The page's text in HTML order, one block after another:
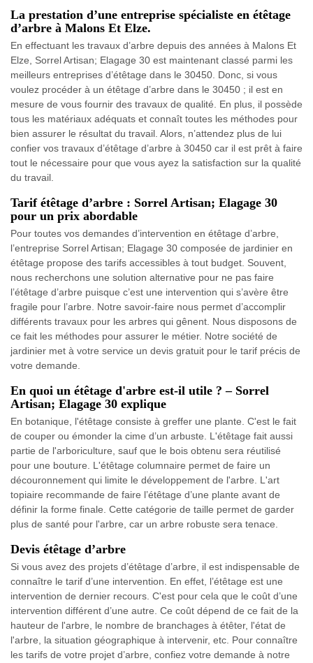
La prestation d’une entreprise spécialiste en étêtage
d’arbre à Malons Et Elze.
En effectuant les travaux d’arbre depuis des années à Malons Et
Elze, Sorrel Artisan; Elagage 30 est maintenant classé parmi les
meilleurs entreprises d’étêtage dans le 30450. Donc, si vous
voulez procéder à un étêtage d’arbre dans le 30450 ; il est en
mesure de vous fournir des travaux de qualité. En plus, il possède
tous les matériaux adéquats et connaît toutes les méthodes pour
bien assurer le résultat du travail. Alors, n’attendez plus de lui
confier vos travaux d’étêtage d’arbre à 30450 car il est prêt à faire
tout le nécessaire pour que vous ayez la satisfaction sur la qualité
du travail.
Tarif étêtage d’arbre : Sorrel Artisan; Elagage 30
pour un prix abordable
Pour toutes vos demandes d’intervention en étêtage d’arbre,
l’entreprise Sorrel Artisan; Elagage 30 composée de jardinier en
étêtage propose des tarifs accessibles à tout budget. Souvent,
nous recherchons une solution alternative pour ne pas faire
l’étêtage d’arbre puisque c’est une intervention qui s’avère être
fragile pour l’arbre. Notre savoir-faire nous permet d’accomplir
différents travaux pour les arbres qui gênent. Nous disposons de
ce fait les méthodes pour assurer le métier. Notre société de
jardinier met à votre service un devis gratuit pour le tarif précis de
votre demande.
En quoi un étêtage d'arbre est-il utile ? – Sorrel
Artisan; Elagage 30 explique
En botanique, l'étêtage consiste à greffer une plante. C'est le fait
de couper ou émonder la cime d’un arbuste. L'étêtage fait aussi
partie de l'arboriculture, sauf que le bois obtenu sera réutilisé
pour une bouture. L'étêtage columnaire permet de faire un
découronnement qui limite le développement de l'arbre. L'art
topiaire recommande de faire l’étêtage d’une plante avant de
définir la forme finale. Cette catégorie de taille permet de garder
plus de santé pour l'arbre, car un arbre robuste sera tenace.
Devis étêtage d’arbre
Si vous avez des projets d’étêtage d’arbre, il est indispensable de
connaître le tarif d’une intervention. En effet, l’étêtage est une
intervention de dernier recours. C'est pour cela que le coût d’une
intervention différent d’une autre. Ce coût dépend de ce fait de la
hauteur de l'arbre, le nombre de branchages à étêter, l'état de
l'arbre, la situation géographique à intervenir, etc. Pour connaître
les tarifs de votre projet d’arbre, confiez votre demande à notre